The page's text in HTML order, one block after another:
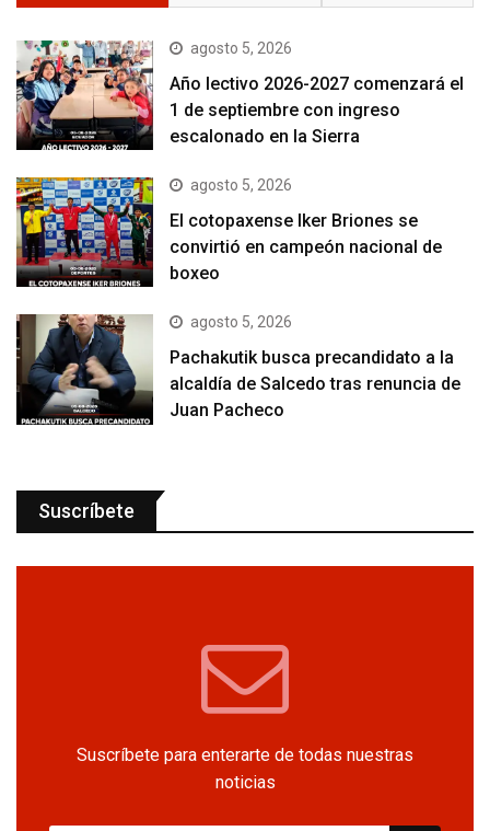
agosto 5, 2026
Año lectivo 2026-2027 comenzará el
1 de septiembre con ingreso
escalonado en la Sierra
agosto 5, 2026
El cotopaxense Iker Briones se
convirtió en campeón nacional de
boxeo
agosto 5, 2026
Pachakutik busca precandidato a la
alcaldía de Salcedo tras renuncia de
Juan Pacheco
Suscríbete
Suscríbete para enterarte de todas nuestras
noticias